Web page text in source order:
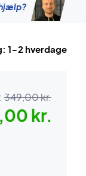
1-2 hverdage
349,00 kr.
kr.